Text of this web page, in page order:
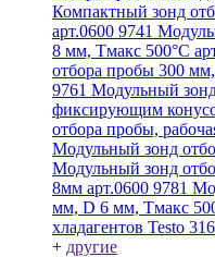
Компактный зонд
арт.0600 9741
8 мм, Tмакс 500°С
отбора пробы 300
9761 Модульный
фиксирующим
отбора пробы,
Модульный зонд
Модульный зонд
8мм арт.0600 9781
мм, D 6 мм, Tмакс
хладагентов Testo
+ другие